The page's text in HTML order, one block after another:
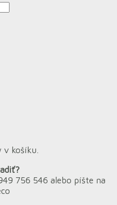
v košíku.
756 546 alebo píšte na